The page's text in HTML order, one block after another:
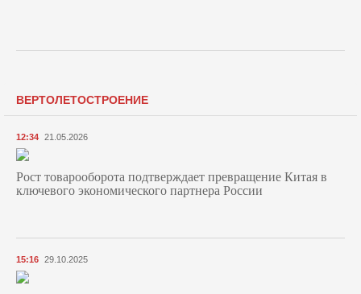
ВЕРТОЛЕТОСТРОЕНИЕ
12:34 21.05.2026
Рост товарооборота подтверждает превращение Китая в
ключевого экономического партнера России
15:16 29.10.2025